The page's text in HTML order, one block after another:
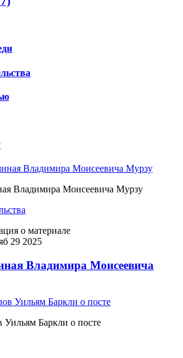
Владимира Моисеевича Мурзу
о материале
29 2025
Владимира Моисеевича
Уильям Баркли о посте